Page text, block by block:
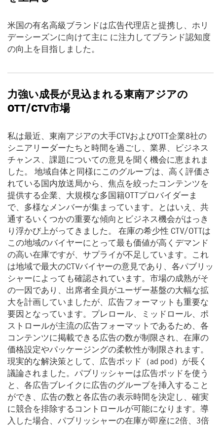
米国の有名高級ブランドは広告代理店と提携し、ホリ
デーシーズンに向けて主に に注力してブランド認知度
の向上を目指しました。
力強い成長が見込まれる東南アジアの
OTT/CTV市場
私は最近、東南アジアの大手CTVおよびOTT企業8社の
シニアリーダーたちと時間を過ごし、業界、ビジネス
チャンス、課題についての意見を聞く機会に恵まれま
した。 地域自体と同様にこのグループは、高く評価さ
れている国内放送局から、焦点を絞ったコンテンツを
提供する企業、大規模な多国籍OTTプロバイダーま
で、多様なメンバーが集まっています。とはいえ、共
通するいくつかの重要な傾向とビジネス機会がはっき
り浮かび上がってきました。 在庫の希少性 CTV/OTTは
この地域のバイヤーにとって最も価値が高くデマンド
の高い在庫ですが、サプライが不足しています。これ
は地域で最大のCTVバイヤーの意見であり、各パブリッ
シャーによっても確認されています。市場の成熟がそ
の一因であり、出席者全員がユーザー基盤の大幅な拡
大を計画していましたが、広告フォーマットも重要な
要因となっています。プレロール、ミッドロール、ポ
ストロールが主流の広告フォーマットであるため、各
コンテンツに掲載できる広告の数が制限され、在庫の
価格設定やパッケージングの柔軟性が制限されます。
現実的な解決策として、広告ポッド（ad pod）が長く
議論されました。パブリッシャーは広告ポッドを使う
と、各広告ブレイクに広告のグループを挿入すること
ができ、広告の数と各広告の表示時間を決定し、確実
に競合を排除するコントロールが可能になります。導
入した場合、パブリッシャーの在庫が即座に2倍、3倍